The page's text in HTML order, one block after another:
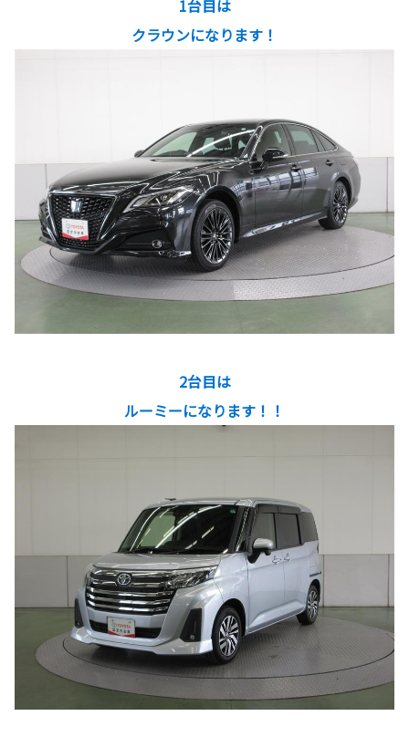
1台目は
クラウンになります！
2台目は
ルーミーになります！！